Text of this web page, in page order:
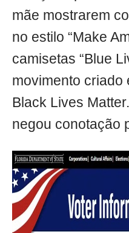
mãe mostrarem
no estilo “Make
camisetas “Blue
movimento criado
Black Lives
negou conotação